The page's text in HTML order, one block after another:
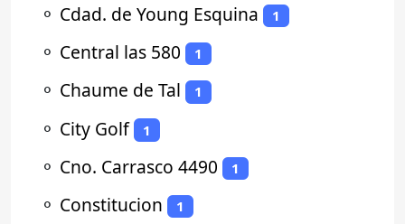
⚬ Cdad. de Young Esquina 1
⚬ Central las 580 1
⚬ Chaume de Tal 1
⚬ City Golf 1
⚬ Cno. Carrasco 4490 1
⚬ Constitucion 1